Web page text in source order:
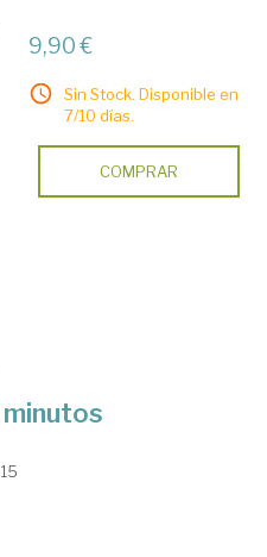
9,90 €
Sin Stock. Disponible en
7/10 días.
COMPRAR